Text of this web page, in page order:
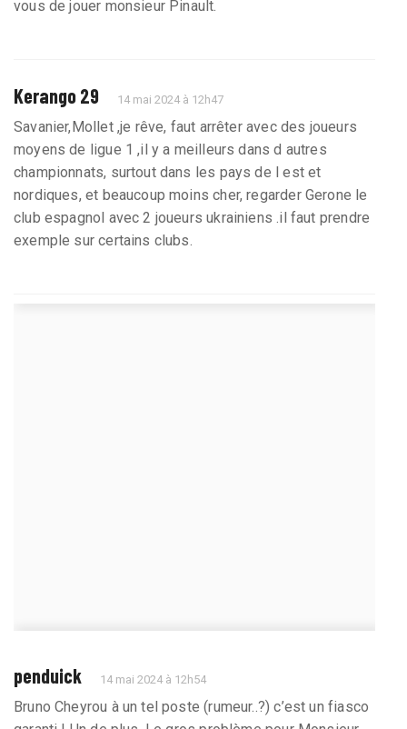
vous de jouer monsieur Pinault.
Kerango 29 14 mai 2024 à 12h47
Savanier,Mollet ,je rêve, faut arrêter avec des joueurs
moyens de ligue 1 ,il y a meilleurs dans d autres
championnats, surtout dans les pays de l est et
nordiques, et beaucoup moins cher, regarder Gerone le
club espagnol avec 2 joueurs ukrainiens .il faut prendre
exemple sur certains clubs.
penduick 14 mai 2024 à 12h54
Bruno Cheyrou à un tel poste (rumeur..?) c’est un fiasco